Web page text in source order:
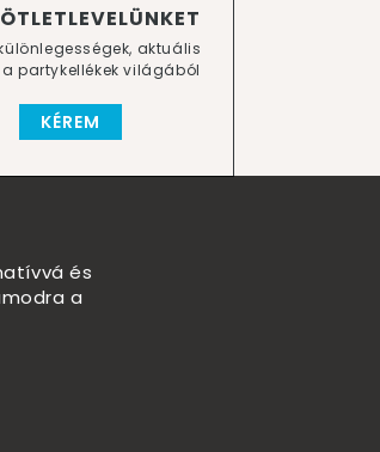
aktuális
partykellékek világából
KÉREM
és
a